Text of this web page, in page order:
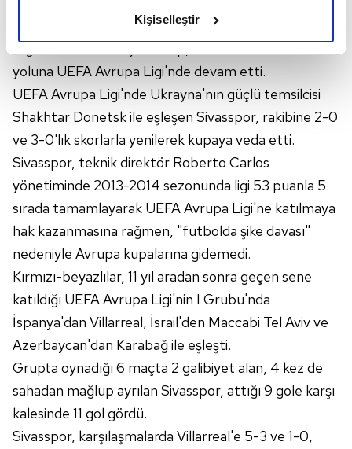
elimizden gelen çabayı gösterdiğimizi ve bu noktada,
kalemimiz olduğunu sizlere hatırlatmak isteriz.
Her halükârda, kullanıcılar, bu çerezlere izin vermedikleri
takdirde, kullanıcılara hedefli reklamlar
gösterilmeyecektir."
Sizlere daha iyi bir hizmet sunabilmek için İnternet
kullanılmaktadır. Bu çerezler vasıtasıyla çeşitli kişisel
verileriniz işlenmekte olup gerekli olan çerezler bilgi
toplumu hizmetlerinin sunulması amacıyla
kullanılmaktadır. Diğer çerezler, sitemizin daha işlevsel
kılınması ve kişiselleştirilmesi ve sizlere yönelik
reklam/pazarlama faaliyetlerinin yapılması, amaçlarıyla
sınırlı olarak açık rızanız dahilinde kullanılacaktır.
Çerezlere ilişkin tercihlerinizi aşağıda yer alan panel
vasıtasıyla belirleyebilirsiniz. Çerezlere ilişkin detaylı bilgi
için Ayarlar butonuna tıklayabilir,
ziyaret edebilirsiniz.
Kişiselleştir
yenildi. Sivas'taki rövanş maçını 3-1 kazanmasına
rağmen kırmızı-beyazlı ekip, bu kulvardan elenerek
yoluna UEFA Avrupa Ligi'nde devam etti.
UEFA Avrupa Ligi'nde Ukrayna'nın güçlü temsilcisi
Shakhtar Donetsk ile eşleşen Sivasspor, rakibine 2-0
ve 3-0'lık skorlarla yenilerek kupaya veda etti.
Sivasspor, teknik direktör Roberto Carlos
yönetiminde 2013-2014 sezonunda ligi 53 puanla 5.
sırada tamamlayarak UEFA Avrupa Ligi'ne katılmaya
hak kazanmasına rağmen, "futbolda şike davası"
nedeniyle Avrupa kupalarına gidemedi.
Kırmızı-beyazlılar, 11 yıl aradan sonra geçen sene
katıldığı UEFA Avrupa Ligi'nin I Grubu'nda
İspanya'dan Villarreal, İsrail'den Maccabi Tel Aviv ve
Azerbaycan'dan Karabağ ile eşleşti.
Grupta oynadığı 6 maçta 2 galibiyet alan, 4 kez de
sahadan mağlup ayrılan Sivasspor, attığı 9 gole karşı
kalesinde 11 gol gördü.
Sivasspor, karşılaşmalarda Villarreal'e 5-3 ve 1-0,